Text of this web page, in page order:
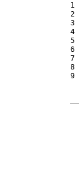
1
2
3
4
5
6
7
8
9